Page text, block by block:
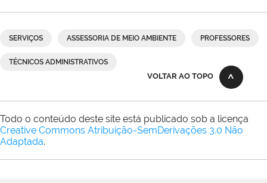
SERVIÇOS ASSESSORIA DE MEIO AMBIENTE PROFESSORES
TÉCNICOS ADMINISTRATIVOS
VOLTAR AO TOPO
Todo o conteúdo deste site está publicado sob a licença
Creative Commons Atribuição-SemDerivações 3.0 Não
Adaptada.